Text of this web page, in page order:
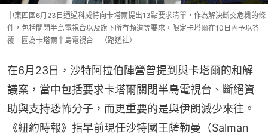
中東四國6月23日通過科威特向卡塔爾提出13點要求清單，作為解決斷交危機的條
件，包括關閉半島電視台以及旗下所有頻道等要求，限定卡塔爾在10日內予以答
覆。圖為卡塔爾半島電視台。（路透社）
在6月23日，沙特阿拉伯陣營曾提到與卡塔爾的和解
議案，當中包括要求卡塔爾關閉半島電視台、斷絕資
助與支持恐怖分子，而更重要的是與伊朗減少來往。
《紐約時報》指早前現任沙特國王薩勒曼（Salman